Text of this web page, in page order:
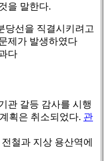
을 말한다.
당선을 직결시키려고
제가 발생하였다
다
관 갈등 감사를 시행
획은 취소되었다. 관
철과 지상 용산역에